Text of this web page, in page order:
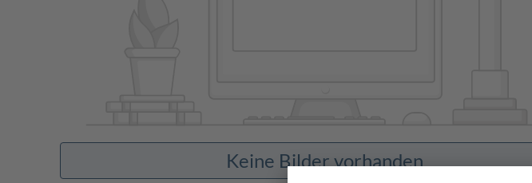
Keine Bilder vorhanden